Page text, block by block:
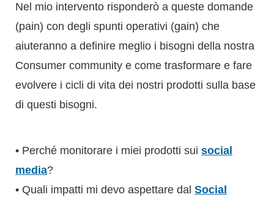
Nel mio intervento risponderò a queste domande
(pain) con degli spunti operativi (gain) che
aiuteranno a definire meglio i bisogni della nostra
Consumer community e come trasformare e fare
evolvere i cicli di vita dei nostri prodotti sulla base
di questi bisogni.
• Perché monitorare i miei prodotti sui social
media?
• Quali impatti mi devo aspettare dal Social